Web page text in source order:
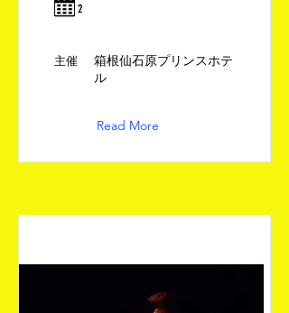
​2
​主催
箱根仙石原プリンスホテ
ル
Read More